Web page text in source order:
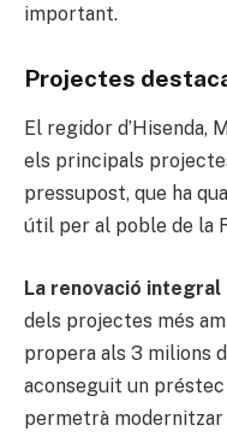
important.
Projectes
El regidor d’Hisenda,
els principals
pressupost, que ha
útil per al poble de la
La renovació integral
dels projectes més
propera als 3 milions
aconseguit un préstec
permetrà modernitzar